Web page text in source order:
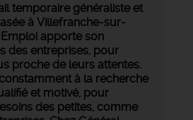
temporaire généraliste et
à Villefranche-sur-
apporte son
des entreprises, pour
proche de leurs attentes.
à la recherche
et motivé, pour
des petites, comme